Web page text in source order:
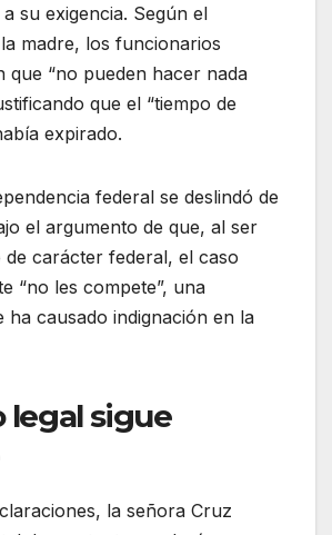
su exigencia. Según el
madre, los funcionarios
que “no pueden hacer nada
que el “tiempo de
expirado.
federal se deslindó de
el argumento de que, al ser
de carácter federal, el caso
“no les compete”, una
ha causado indignación en la
legal sigue
la señora Cruz